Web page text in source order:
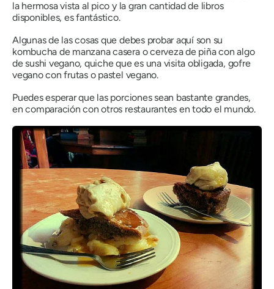
la hermosa vista al pico y la gran cantidad de libros
disponibles, es fantástico.
Algunas de las cosas que debes probar aquí son su
kombucha de manzana casera o cerveza de piña con algo
de sushi vegano, quiche que es una visita obligada, gofre
vegano con frutas o pastel vegano.
Puedes esperar que las porciones sean bastante grandes,
en comparación con otros restaurantes en todo el mundo.